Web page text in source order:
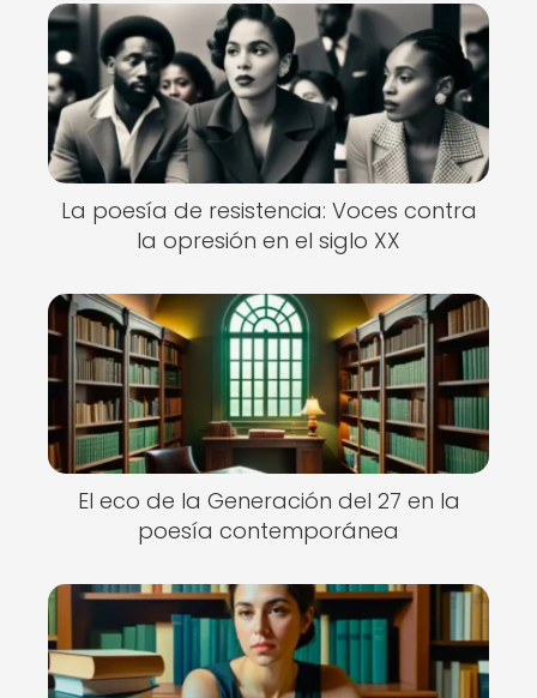
La poesía de resistencia: Voces contra
la opresión en el siglo XX
El eco de la Generación del 27 en la
poesía contemporánea